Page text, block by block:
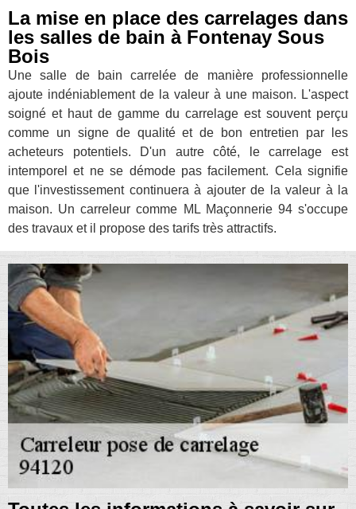
La mise en place des carrelages dans
les salles de bain à Fontenay Sous
Bois
Une salle de bain carrelée de manière professionnelle
ajoute indéniablement de la valeur à une maison. L'aspect
soigné et haut de gamme du carrelage est souvent perçu
comme un signe de qualité et de bon entretien par les
acheteurs potentiels. D'un autre côté, le carrelage est
intemporel et ne se démode pas facilement. Cela signifie
que l'investissement continuera à ajouter de la valeur à la
maison. Un carreleur comme ML Maçonnerie 94 s'occupe
des travaux et il propose des tarifs très attractifs.